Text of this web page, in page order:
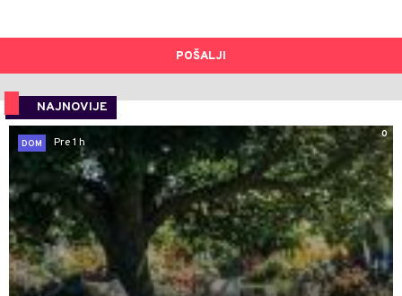
POŠALJI
NAJNOVIJE
0
DOM
Pre 1 h